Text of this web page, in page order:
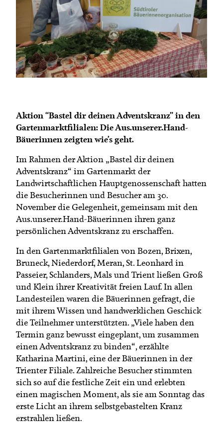
Mitgliedschaft
Landessekretariat
Bäuerliche Buffets
Hofgeschichten
Aktion “Bastel dir deinen Adventskranz” in den
Gartenmarktfilialen: Die Aus.unserer.Hand-
Bäuerinnen zeigten wie’s geht.
Im Rahmen der Aktion „Bastel dir deinen
Adventskranz“ im Gartenmarkt der
Landwirtschaftlichen Hauptgenossenschaft hatten
die Besucherinnen und Besucher am 30.
November die Gelegenheit, gemeinsam mit den
Aus.unserer.Hand-Bäuerinnen ihren ganz
persönlichen Adventskranz zu erschaffen.
In den Gartenmarktfilialen von Bozen, Brixen,
Bruneck, Niederdorf, Meran, St. Leonhard in
Passeier, Schlanders, Mals und Trient ließen Groß
und Klein ihrer Kreativität freien Lauf. In allen
Landesteilen waren die Bäuerinnen gefragt, die
mit ihrem Wissen und handwerklichen Geschick
die Teilnehmer unterstützten. „Viele haben den
Termin ganz bewusst eingeplant, um zusammen
einen Adventskranz zu binden“, erzählte
Katharina Martini, eine der Bäuerinnen in der
Trienter Filiale. Zahlreiche Besucher stimmten
sich so auf die festliche Zeit ein und erlebten
einen magischen Moment, als sie am Sonntag das
erste Licht an ihrem selbstgebastelten Kranz
erstrahlen ließen.